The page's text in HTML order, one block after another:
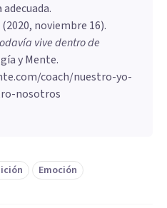
(2020, noviembre 16).
vive dentro de
y Mente.
coach/nuestro-yo-
nosotros
Emoción